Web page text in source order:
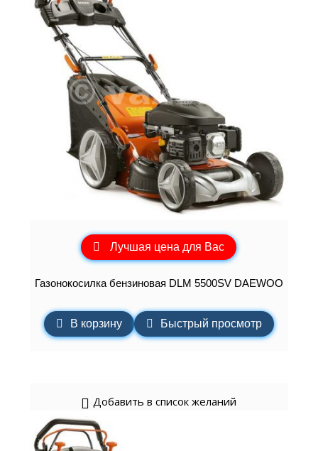
Лучшая цена для Вас
Газонокосилка бензиновая DLM 5500SV DAEWOO
В корзину Быстрый просмотр
Добавить в список желаний